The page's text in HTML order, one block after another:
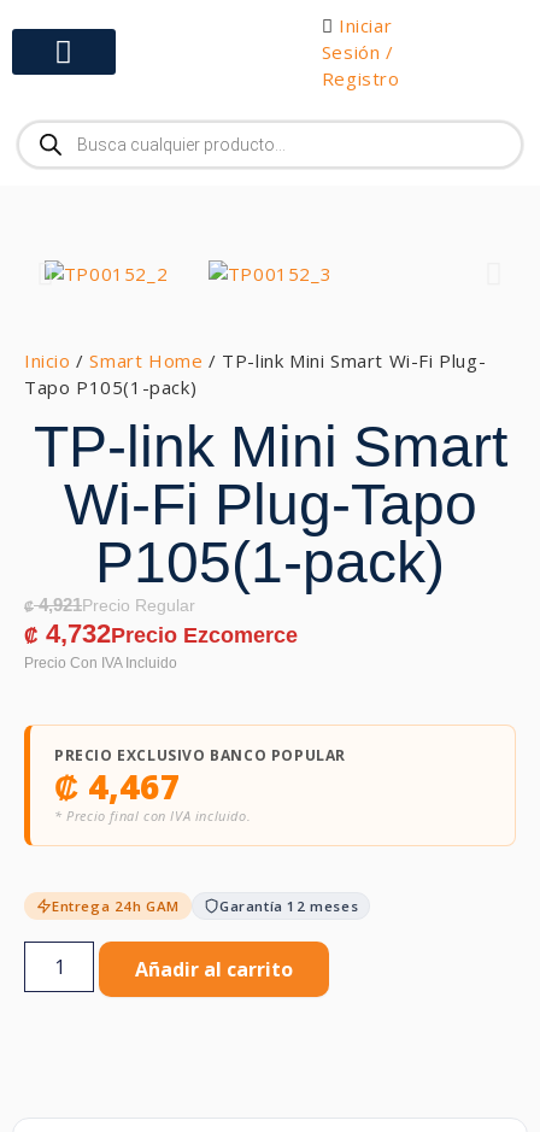
Iniciar
Sesión /
Registro
Inicio /Smart Home / TP-link Mini Smart Wi-Fi Plug-
Tapo P105(1-pack)
TP-link Mini Smart
Wi-Fi Plug-Tapo
P105(1-pack)
₡4,921
₡ 4,732
PRECIO EXCLUSIVO BANCO POPULAR
₡ 4,467
* Precio final con IVA incluido.
Entrega 24h GAM Garantía 12 meses
Añadir al carrito